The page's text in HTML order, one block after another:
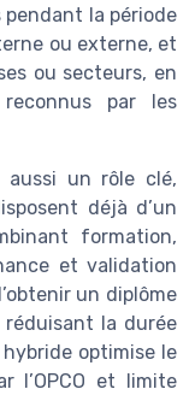
la période
ou externe, et
ou secteurs, en
par les
aussi un rôle clé,
déjà d’un
formation,
et validation
un diplôme
la durée
optimise le
l’OPCO et limite